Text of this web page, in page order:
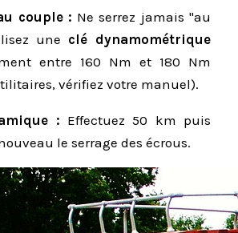
couple : Ne serrez jamais "au
une clé dynamométrique
entre 160 Nm et 180 Nm
vérifiez votre manuel).
: Effectuez 50 km puis
le serrage des écrous.